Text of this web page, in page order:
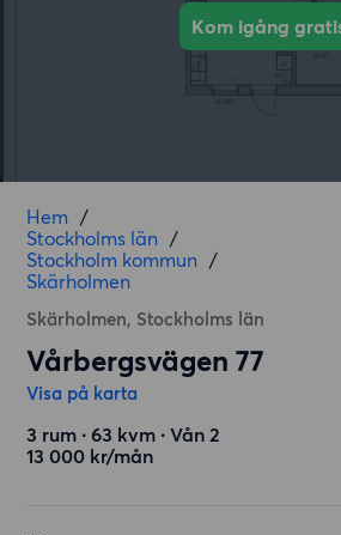
Kom igång
Hem /
Stockholms län /
Stockholm kommun /
Skärholmen
Skärholmen, Stockholms län
Vårbergsvägen 77
Visa på karta
3 rum ∙ 63 kvm ∙ Vån 2
13 000 kr/mån